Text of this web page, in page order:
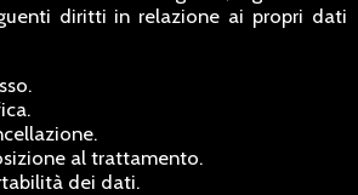
diritti in relazione ai propri dati
al trattamento.
dei dati.